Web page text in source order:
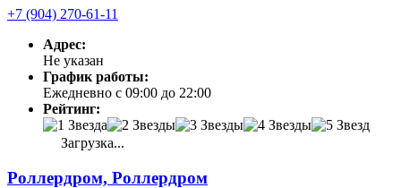
+7 (904) 270-61-11
Адрес:
Не указан
График работы:
Ежедневно с 09:00 до 22:00
Рейтинг:
Загрузка...
Роллердром, Роллердром